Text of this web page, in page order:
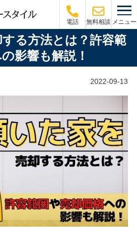
電話 無料相談 メニュー
る方法とは？許容範
影響も解説！
2022-09-13